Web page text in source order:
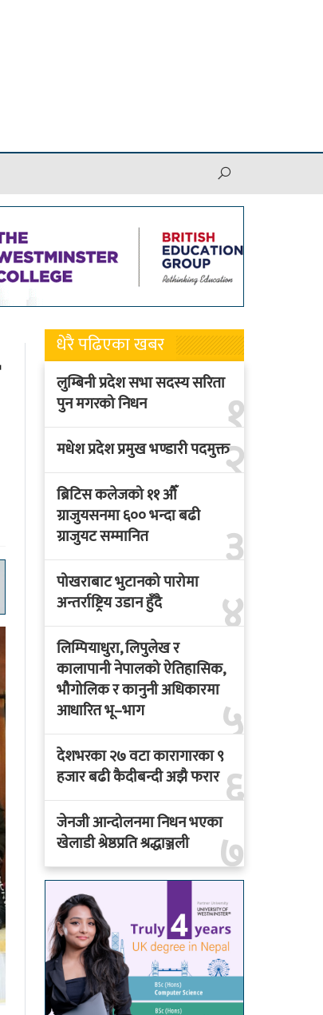
धेरै पढिएका खबर
१
लुम्बिनी प्रदेश सभा सदस्य सरिता
पुन मगरको निधन
२
मधेश प्रदेश प्रमुख भण्डारी पदमुक्त
३
ब्रिटिस कलेजको ११ औँ
ग्राजुयसनमा ६०० भन्दा बढी
ग्राजुयट सम्मानित
४
पोखराबाट भुटानको पारोमा
अन्तर्राष्ट्रिय उडान हुँदै
५
लिम्पियाधुरा, लिपुलेख र
कालापानी नेपालको ऐतिहासिक,
भौगोलिक र कानुनी अधिकारमा
आधारित भू–भाग
६
देशभरका २७ वटा कारागारका ९
हजार बढी कैदीबन्दी अझै फरार
७
जेनजी आन्दोलनमा निधन भएका
खेलाडी श्रेष्ठप्रति श्रद्धाञ्जली